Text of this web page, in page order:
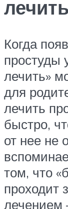
лечить
Когда
простуды
лечить»
для
лечить
быстро,
от нее не
том, что
проходит
лечением